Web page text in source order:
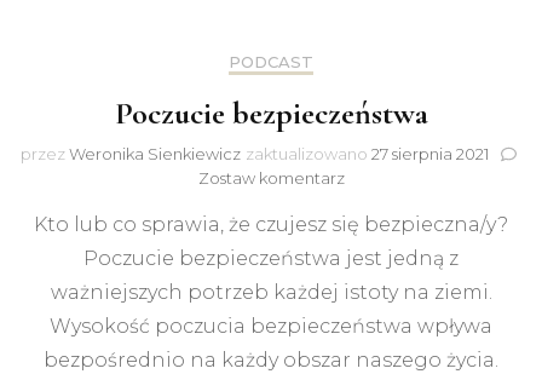
PODCAST
Poczucie bezpieczeństwa
przezWeronika Sienkiewicz zaktualizowano 27 sierpnia 2021
Zostaw komentarzdo
bezpieczeństwa
Kto lub co sprawia, że czujesz się bezpieczna/y?
Poczucie bezpieczeństwa jest jedną z
ważniejszych potrzeb każdej istoty na ziemi.
Wysokość poczucia bezpieczeństwa wpływa
bezpośrednio na każdy obszar naszego życia.